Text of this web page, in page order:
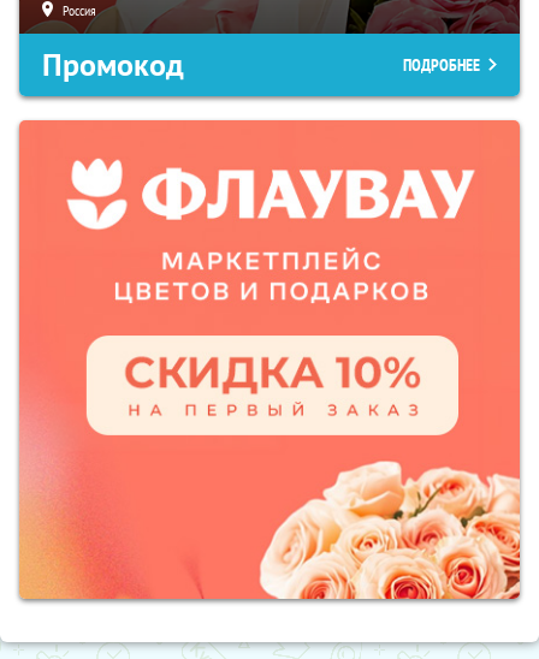
Россия
Промокод ПОДРОБНЕЕ